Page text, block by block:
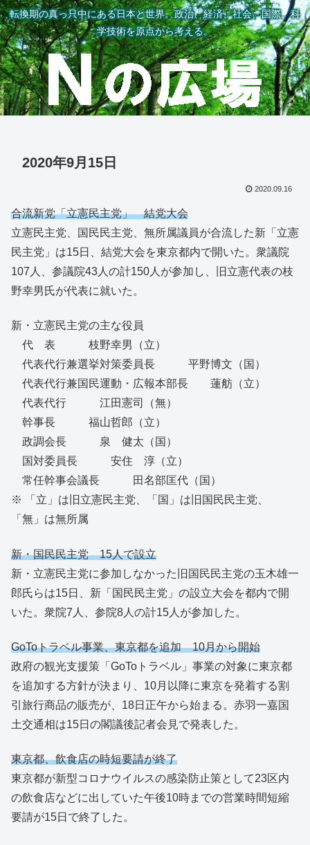
転換期の真っ只中にある日本と世界。政治、経済、社会、国際、科
学技術を原点から考える。
2020年9月15日
2020.09.16
合流新党「立憲民主党」 結党大会
立憲民主党、国民民主党、無所属議員が合流した新「立憲
民主党」は15日、結党大会を東京都内で開いた。衆議院
107人、参議院43人の計150人が参加し、旧立憲代表の枝
野幸男氏が代表に就いた。
新・立憲民主党の主な役員
代 表 枝野幸男（立）
代表代行兼選挙対策委員長 平野博文（国）
代表代行兼国民運動・広報本部長 蓮舫（立）
代表代行 江田憲司（無）
幹事長 福山哲郎（立）
政調会長 泉 健太（国）
国対委員長 安住 淳（立）
常任幹事会議長 田名部匡代（国）
※ 「立」は旧立憲民主党、「国」は旧国民民主党、
「無」は無所属
新・国民民主党 15人で設立
新・立憲民主党に参加しなかった旧国民民主党の玉木雄一
郎氏らは15日、新「国民民主党」の設立大会を都内で開
いた。衆院7人、参院8人の計15人が参加した。
GoToトラベル事業、東京都を追加10月から開始
政府の観光支援策「GoToトラベル」事業の対象に東京都
を追加する方針が決まり、10月以降に東京を発着する割
引旅行商品の販売が、18日正午から始まる。赤羽一嘉国
土交通相は15日の閣議後記者会見で発表した。
東京都、飲食店の時短要請が終了
東京都が新型コロナウイルスの感染防止策として23区内
の飲食店などに出していた午後10時までの営業時間短縮
要請が15日で終了した。